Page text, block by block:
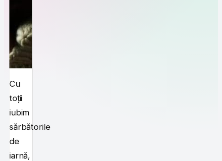
Cu
toții
iubim
sărbătorile
de
iarnă,